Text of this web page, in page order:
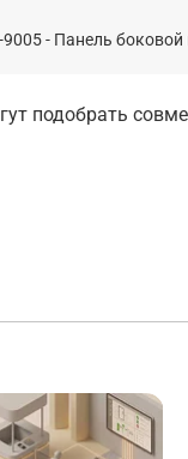
- Панель боковой
подобрать